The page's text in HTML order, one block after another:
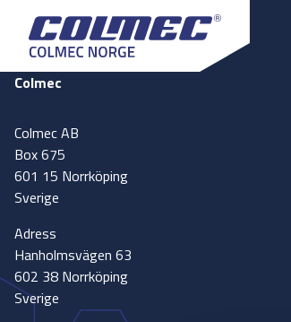
Colmec
Colmec AB
Box 675
601 15 Norrköping
Sverige
Adress
Hanholmsvägen 63
602 38 Norrköping
Sverige